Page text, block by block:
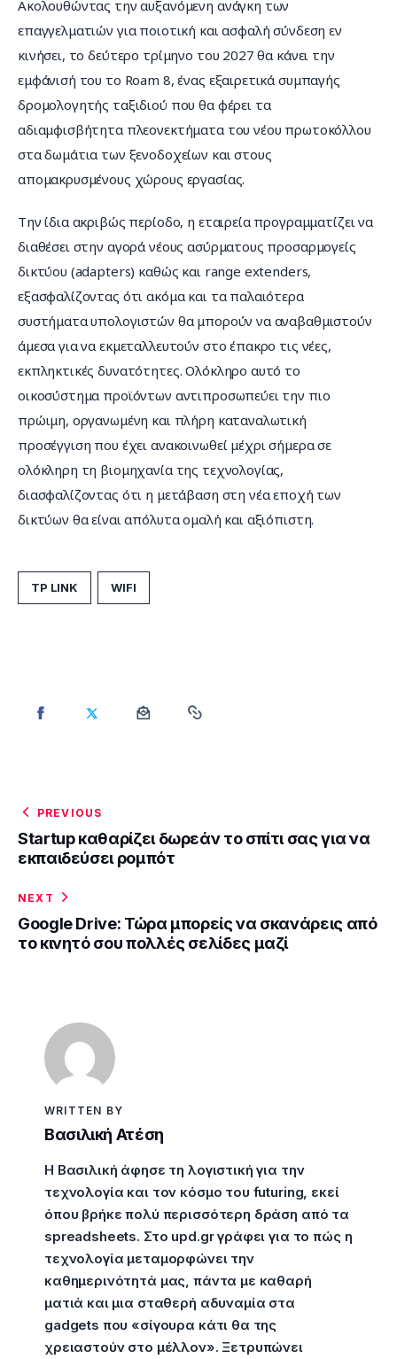
Ακολουθώντας την αυξανόμενη ανάγκη των
επαγγελματιών για ποιοτική και ασφαλή σύνδεση εν
κινήσει, το δεύτερο τρίμηνο του 2027 θα κάνει την
εμφάνισή του το Roam 8, ένας εξαιρετικά συμπαγής
δρομολογητής ταξιδιού που θα φέρει τα
αδιαμφισβήτητα πλεονεκτήματα του νέου πρωτοκόλλου
στα δωμάτια των ξενοδοχείων και στους
απομακρυσμένους χώρους εργασίας.
Την ίδια ακριβώς περίοδο, η εταιρεία προγραμματίζει να
διαθέσει στην αγορά νέους ασύρματους προσαρμογείς
δικτύου (adapters) καθώς και range extenders,
εξασφαλίζοντας ότι ακόμα και τα παλαιότερα
συστήματα υπολογιστών θα μπορούν να αναβαθμιστούν
άμεσα για να εκμεταλλευτούν στο έπακρο τις νέες,
εκπληκτικές δυνατότητες. Ολόκληρο αυτό το
οικοσύστημα προϊόντων αντιπροσωπεύει την πιο
πρώιμη, οργανωμένη και πλήρη καταναλωτική
προσέγγιση που έχει ανακοινωθεί μέχρι σήμερα σε
ολόκληρη τη βιομηχανία της τεχνολογίας,
διασφαλίζοντας ότι η μετάβαση στη νέα εποχή των
δικτύων θα είναι απόλυτα ομαλή και αξιόπιστη.
TP LINK WIFI
PREVIOUS
Startup καθαρίζει δωρεάν το σπίτι σας για να
εκπαιδεύσει ρομπότ
NEXT
Google Drive: Τώρα μπορείς να σκανάρεις από
το κινητό σου πολλές σελίδες μαζί
WRITTEN BY
Βασιλική Ατέση
Η Βασιλική άφησε τη λογιστική για την
τεχνολογία και τον κόσμο του futuring, εκεί
όπου βρήκε πολύ περισσότερη δράση από τα
spreadsheets. Στο upd.gr γράφει για το πώς η
τεχνολογία μεταμορφώνει την
καθημερινότητά μας, πάντα με καθαρή
ματιά και μια σταθερή αδυναμία στα
gadgets που «σίγουρα κάτι θα της
χρειαστούν στο μέλλον». Ξετρυπώνει